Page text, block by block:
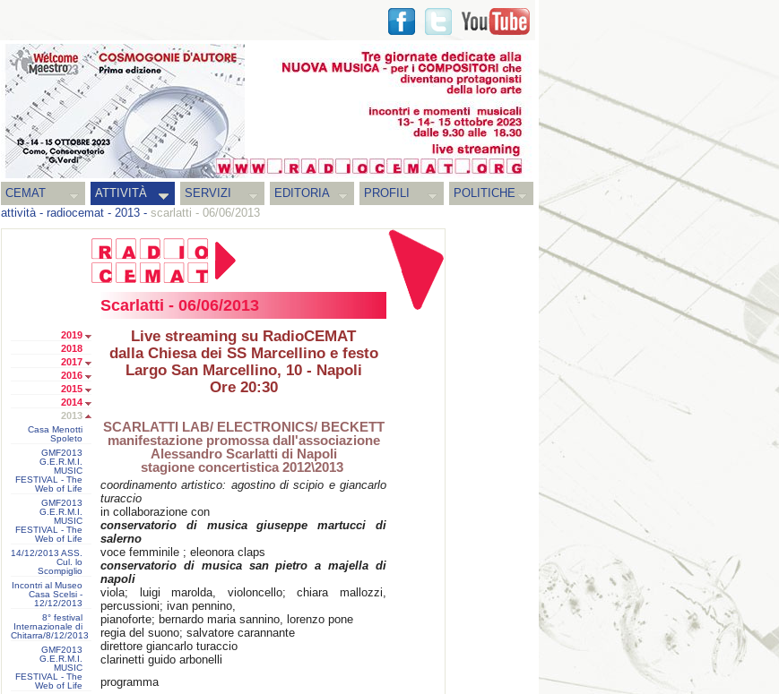
CEMAT ATTIVITÀ SERVIZI EDITORIA PROFILI
POLITICHE
attività- radiocemat - 2013 - scarlatti - 06/06/2013
2019
2018
2017
2016
2015
2014
2013
Casa Menotti
Spoleto
GMF2013
G.E.R.M.I.
MUSIC
FESTIVAL - The
Web of Life
GMF2013
G.E.R.M.I.
MUSIC
FESTIVAL - The
Web of Life
14/12/2013 ASS.
Cul. lo
Scompiglio
Incontri al Museo
Casa Scelsi -
12/12/2013
8° festival
Internazionale di
Chitarra/8/12/2013
GMF2013
G.E.R.M.I.
MUSIC
FESTIVAL - The
Web of Life
Scarlatti - 06/06/2013
Live streaming su RadioCEMAT
dalla Chiesa dei SS Marcellino e festo
Largo San Marcellino, 10 - Napoli
Ore 20:30
SCARLATTI LAB/ ELECTRONICS/ BECKETT
manifestazione promossa dall'associazione
Alessandro Scarlatti di Napoli
stagione concertistica 2012\2013
coordinamento artistico: agostino di scipio e giancarlo
turaccio
in collaborazione con
conservatorio di musica giuseppe martucci di
salerno
voce femminile ; eleonora claps
conservatorio di musica san pietro a majella di
napoli
viola; luigi marolda, violoncello; chiara mallozzi,
percussioni; ivan pennino,
pianoforte; bernardo maria sannino, lorenzo pone
regia del suono; salvatore carannante
direttore giancarlo turaccio
clarinetti guido arbonelli
programma